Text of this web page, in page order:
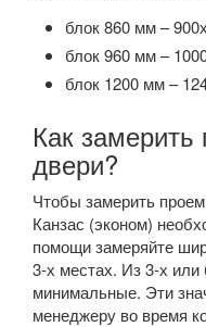
блок 860 мм –
блок 960 мм –
блок 1200 мм –
Как
двери?
Чтобы замерить
Канзас (эконом)
помощи замеряйте
3-х местах. Из 3-х
минимальные. Эти
менеджеру во время